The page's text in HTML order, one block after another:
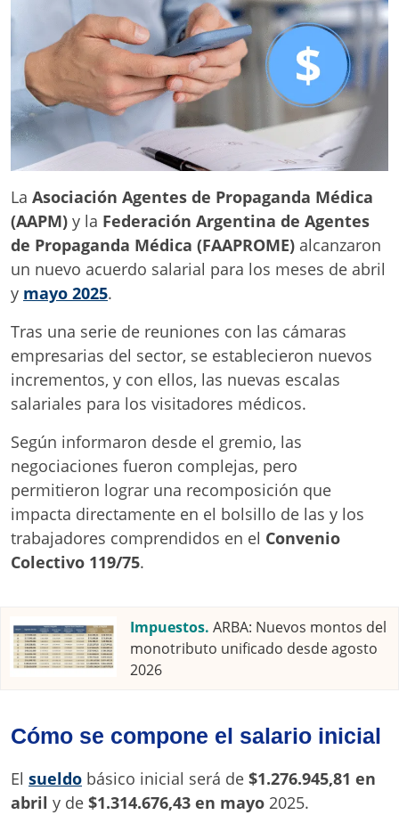
La Asociación Agentes de Propaganda Médica
(AAPM) y la Federación Argentina de Agentes
de Propaganda Médica (FAAPROME) alcanzaron
un nuevo acuerdo salarial para los meses de abril
y mayo 2025.
Tras una serie de reuniones con las cámaras
empresarias del sector, se establecieron nuevos
incrementos, y con ellos, las nuevas escalas
salariales para los visitadores médicos.
Según informaron desde el gremio, las
negociaciones fueron complejas, pero
permitieron lograr una recomposición que
impacta directamente en el bolsillo de las y los
trabajadores comprendidos en el Convenio
Colectivo 119/75.
Impuestos. ARBA: Nuevos montos del
monotributo unificado desde agosto
2026
Cómo se compone el salario inicial
El sueldo básico inicial será de $1.276.945,81 en
abril y de $1.314.676,43 en mayo 2025.